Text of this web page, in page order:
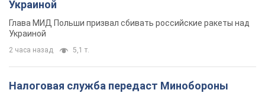
Украиной
Глава МИД Польши призвал сбивать российские ракеты над
Украиной
2 часа назад 5,1 т.
Налоговая служба передаст Минобороны